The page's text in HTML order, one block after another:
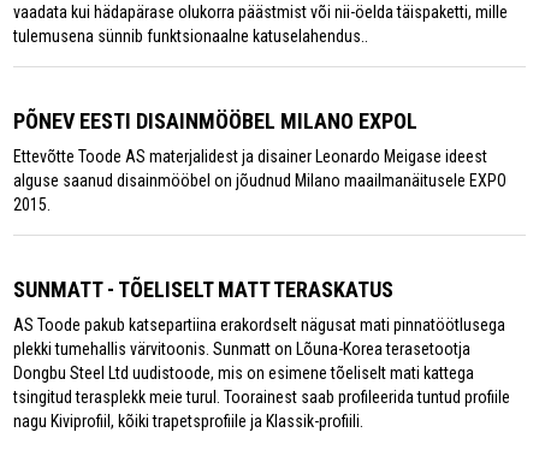
vaadata kui hädapärase olukorra päästmist või nii-öelda täispaketti, mille
tulemusena sünnib funktsionaalne katuselahendus..
PÕNEV EESTI DISAINMÖÖBEL MILANO EXPOL
Ettevõtte Toode AS materjalidest ja disainer Leonardo Meigase ideest
alguse saanud disainmööbel on jõudnud Milano maailmanäitusele EXPO
2015.
SUNMATT - TÕELISELT MATT TERASKATUS
AS Toode pakub katsepartiina erakordselt nägusat mati pinnatöötlusega
plekki tumehallis värvitoonis. Sunmatt on Lõuna-Korea terasetootja
Dongbu Steel Ltd uudistoode, mis on esimene tõeliselt mati kattega
tsingitud terasplekk meie turul. Toorainest saab profileerida tuntud profiile
nagu Kiviprofiil, kõiki trapetsprofiile ja Klassik-profiili.